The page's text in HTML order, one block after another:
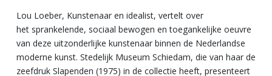
Lou Loeber, Kunstenaar en idealist, vertelt over
het sprankelende, sociaal bewogen en toegankelijke oeuvre
van deze uitzonderlijke kunstenaar binnen de Nederlandse
moderne kunst. Stedelijk Museum Schiedam, die van haar de
zeefdruk Slapenden (1975) in de collectie heeft, presenteert